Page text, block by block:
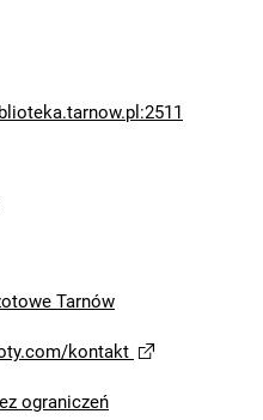
im.
Samorządu
Azotowych im.
im.
Samorządu
im.
Samorządu
Azotowych im.
Tarnów
kontakt
ograniczeń